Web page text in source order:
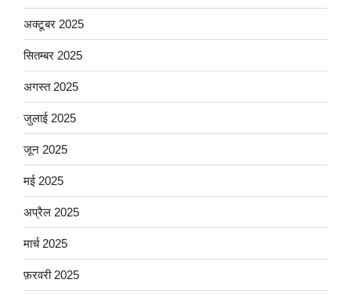
अक्टूबर 2025
सितम्बर 2025
अगस्त 2025
जुलाई 2025
जून 2025
मई 2025
अप्रैल 2025
मार्च 2025
फ़रवरी 2025